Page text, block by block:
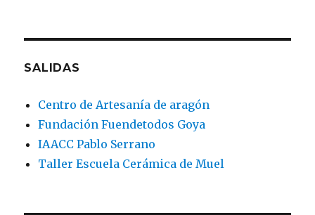
SALIDAS
Centro de Artesanía de aragón
Fundación Fuendetodos Goya
IAACC Pablo Serrano
Taller Escuela Cerámica de Muel